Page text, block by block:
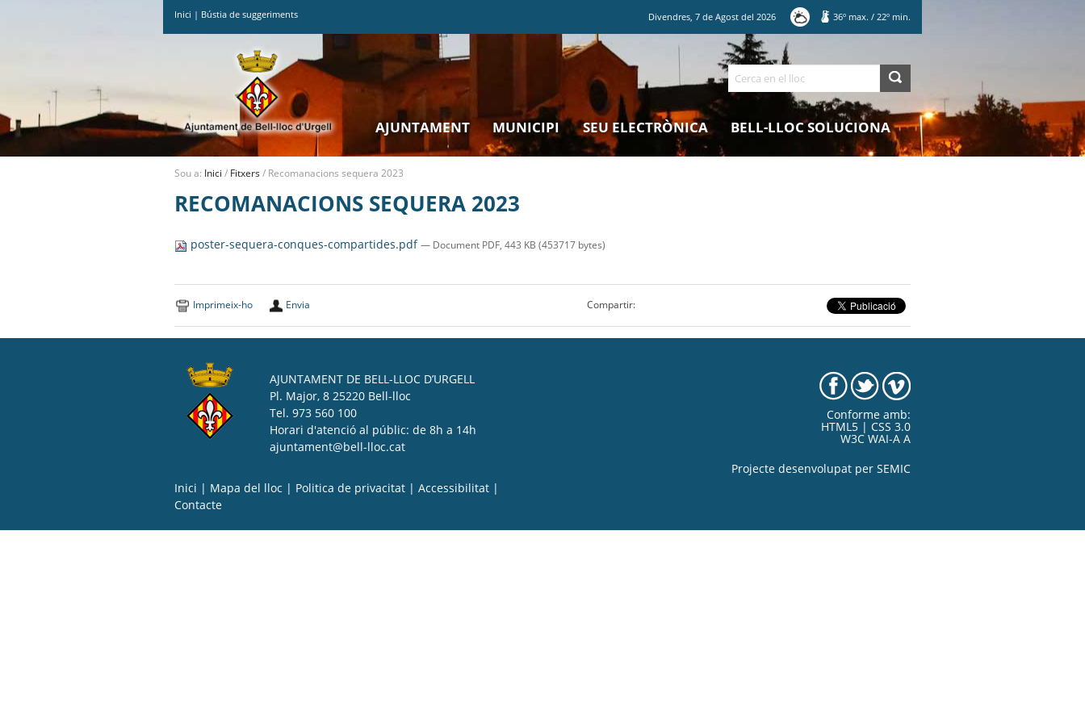
Inici | Bústia de suggeriments Divendres,7 deAgost del2026 36º max. / 22º min.
Cerca
AJUNTAMENT MUNICIPI SEU ELECTRÒNICA BELL-LLOC SOLUCIONA
Sou a: Inici / Fitxers/ Recomanacions sequera 2023
RECOMANACIONS SEQUERA 2023
poster-sequera-conques-compartides.pdf— Document PDF, 443 KB (453717 bytes)
Imprimeix-ho Envia Compartir:
AJUNTAMENT DE BELL-LLOC D’URGELL
Pl. Major, 8 25220 Bell-lloc
Tel. 973 560 100
Horari d'atenció al públic: de 8h a 14h
ajuntament@bell-lloc.cat
Inici | Mapa del lloc | Politica de privacitat | Accessibilitat |
Contacte
Conforme amb:
HTML5 | CSS 3.0
W3C WAI-A A
Projecte desenvolupat per SEMIC